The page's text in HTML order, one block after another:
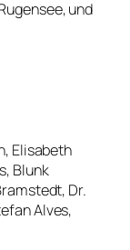
und
Elisabeth
Blunk
Dr.
Alves,